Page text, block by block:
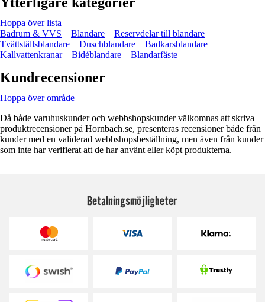
Hoppa över lista
Badrum & VVS
Blandare
Reservdelar till blandare
Tvättställsblandare
Duschblandare
Badkarsblandare
Kallvattenkranar
Bidéblandare Blandarfäste
Kundrecensioner
Hoppa över område
Då både varuhuskunder och webbshopskunder välkomnas att skriva
produktrecensioner på Hornbach.se, presenteras recensioner både från
kunder med en validerad webbshopsbeställning, men även från kunder
som inte har verifierat att de har använt eller köpt produkterna.
Betalningsmöjligheter